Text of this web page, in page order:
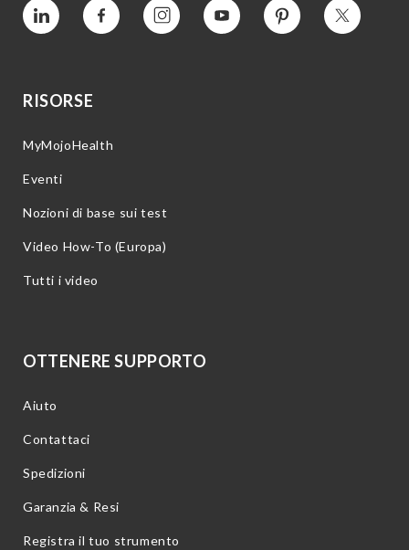
Vimeo Facebook InstagramYouTube Pinterest Twitter
RISORSE
MyMojoHealth
Eventi
Nozioni di base sui test
Video How-To (Europa)
Tutti i video
OTTENERE SUPPORTO
Aiuto
Contattaci
Spedizioni
Garanzia & Resi
Registra il tuo strumento